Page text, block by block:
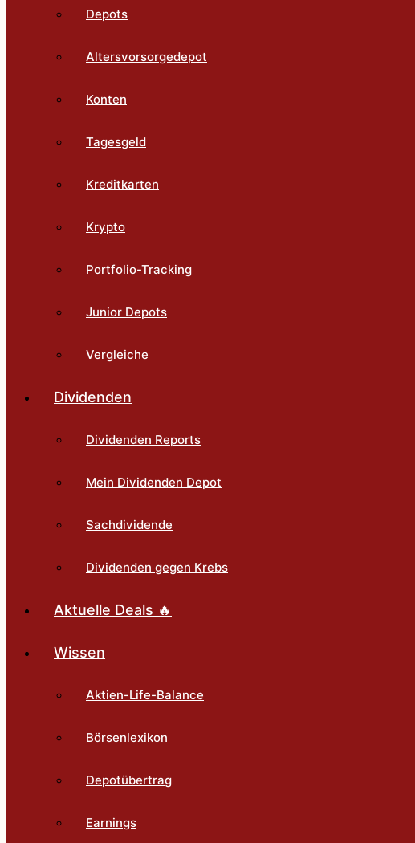
Depots
Altersvorsorgedepot
Konten
Tagesgeld
Kreditkarten
Krypto
Portfolio-Tracking
Junior Depots
Vergleiche
Dividenden
Dividenden Reports
Mein Dividenden Depot
Sachdividende
Dividenden gegen Krebs
Aktuelle Deals 🔥
Wissen
Aktien-Life-Balance
Börsenlexikon
Depotübertrag
Earnings